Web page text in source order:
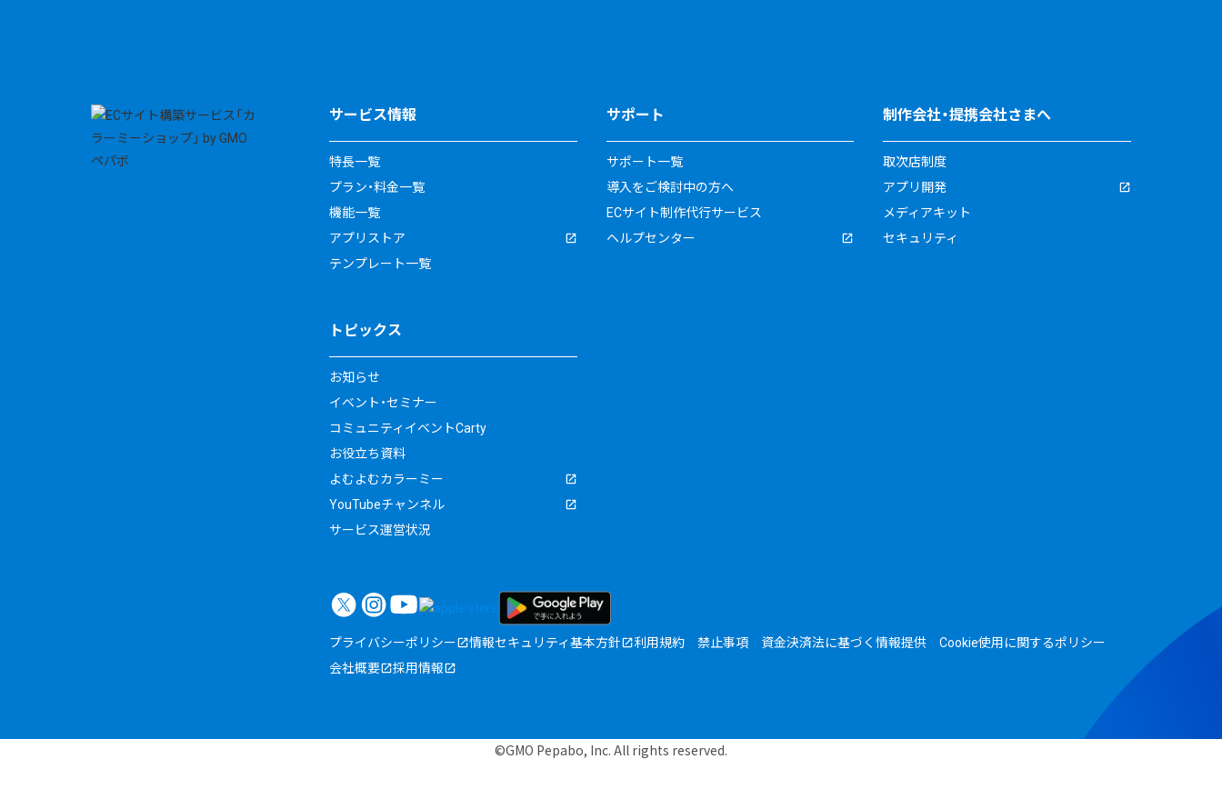
サービス情報
特長一覧
プラン・料金一覧
機能一覧
アプリストア
テンプレート一覧
サポート
サポート一覧
導入をご検討中の方へ
ECサイト制作代行サービス
ヘルプセンター
制作会社・提携会社さまへ
取次店制度
アプリ開発
メディアキット
セキュリティ
トピックス
お知らせ
イベント・セミナー
コミュニティイベントCarty
お役立ち資料
よむよむカラーミー
YouTubeチャンネル
サービス運営状況
プライバシーポリシー 情報セキュリティ基本方針 利用規約 禁止事項 資金決済法に基づく情報提供
Cookie使用に関するポリシー
会社概要
採用情報
©GMO Pepabo, Inc. All rights reserved.